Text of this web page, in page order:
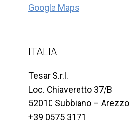
Google Maps
ITALIA
Tesar S.r.l.
Loc. Chiaveretto 37/B
52010 Subbiano – Arezzo
+39 0575 3171